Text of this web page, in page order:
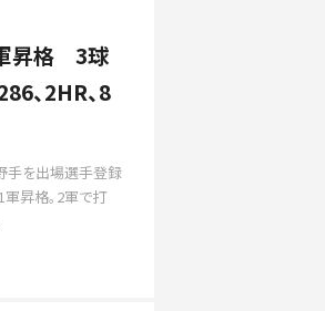
昇格 3球
、2HR、8
手を出場選手登録
軍昇格。2軍で打